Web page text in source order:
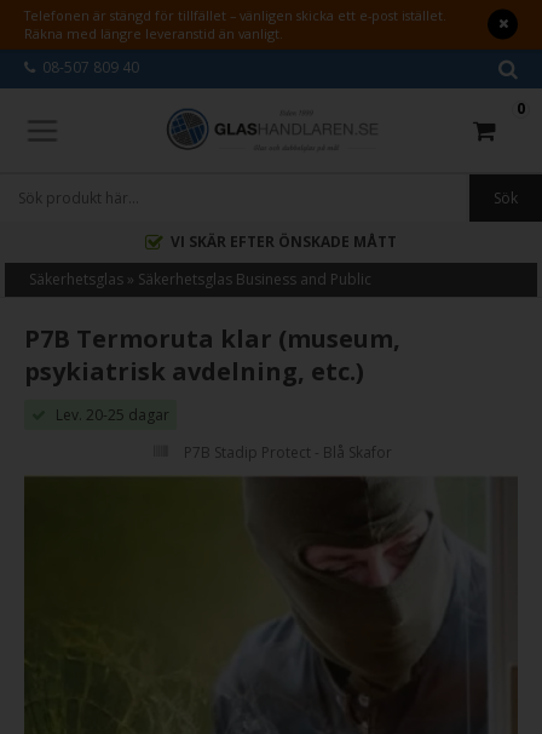
Telefonen är stängd för tillfället – vänligen skicka ett e-post istället.
Räkna med längre leveranstid än vanligt.
08-507 809 40
0
VI SKÄR EFTER ÖNSKADE MÅTT
Säkerhetsglas » Säkerhetsglas Business and Public
P7B Termoruta klar (museum,
psykiatrisk avdelning, etc.)
Lev. 20-25 dagar
P7B Stadip Protect - Blå Skafor